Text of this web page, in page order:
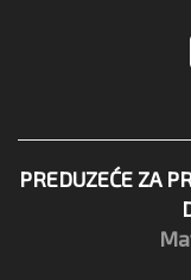
PREDUZEĆE ZA